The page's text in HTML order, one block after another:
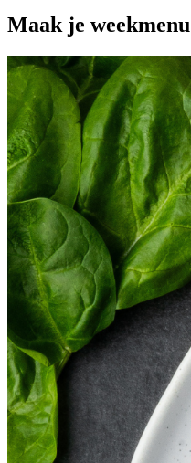
Maak je weekmenu